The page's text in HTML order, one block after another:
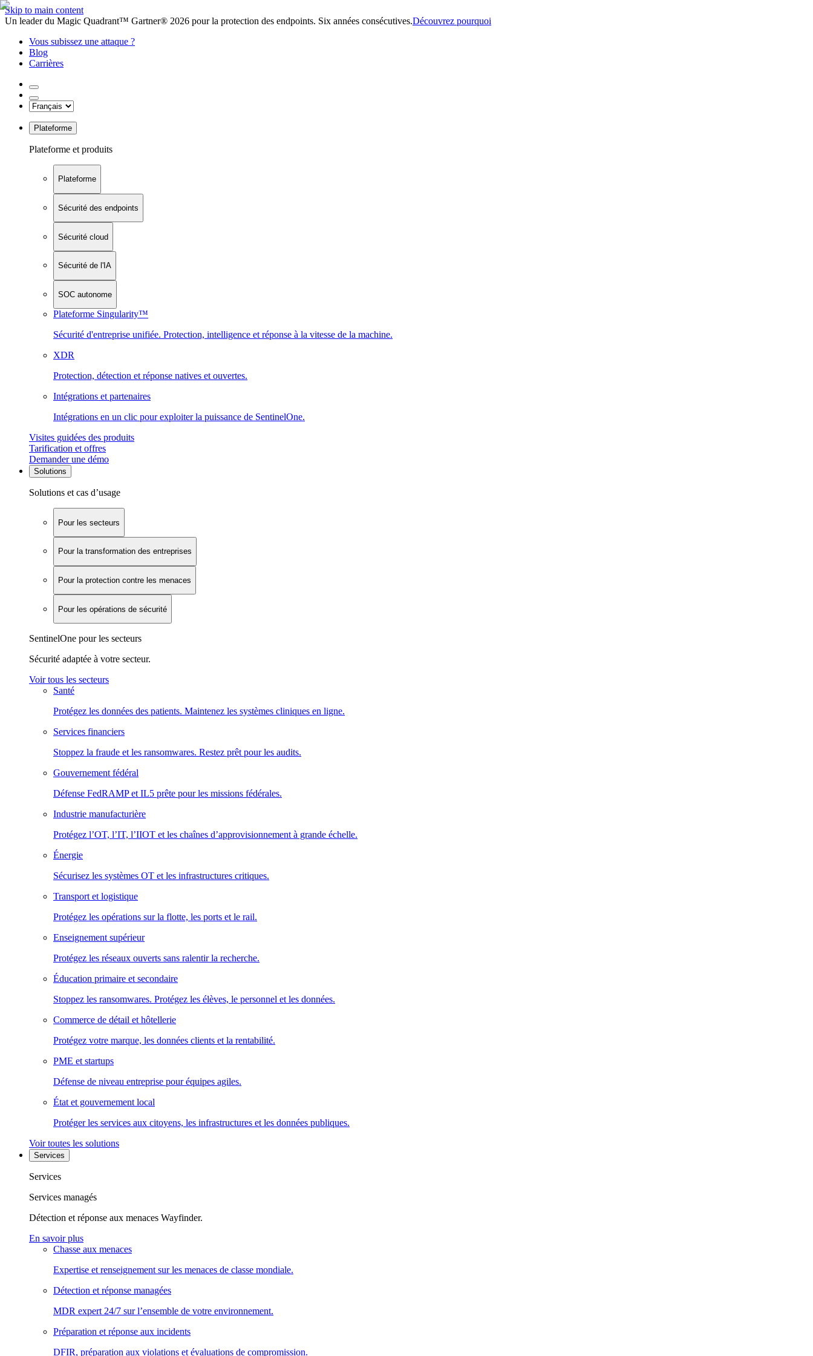
Skip to main content
Un leader du Magic Quadrant™ Gartner® 2026 pour la protection des endpoints. Six années consécutives.Découvrez pourquoi
Vous subissez une attaque ?
Blog
Carrières
Plateforme
Plateforme et produits
Plateforme
Sécurité des endpoints
Sécurité cloud
Sécurité de l'IA
SOC autonome
Plateforme Singularity™
Sécurité d'entreprise unifiée. Protection, intelligence et réponse à la vitesse de la machine.
XDR
Protection, détection et réponse natives et ouvertes.
Intégrations et partenaires
Intégrations en un clic pour exploiter la puissance de SentinelOne.
Visites guidées des produits
Tarification et offres
Demander une démo
Solutions
Solutions et cas d’usage
Pour les secteurs
Pour la transformation des entreprises
Pour la protection contre les menaces
Pour les opérations de sécurité
SentinelOne pour les secteurs
Sécurité adaptée à votre secteur.
Voir tous les secteurs
Santé
Protégez les données des patients. Maintenez les systèmes cliniques en ligne.
Services financiers
Stoppez la fraude et les ransomwares. Restez prêt pour les audits.
Gouvernement fédéral
Défense FedRAMP et IL5 prête pour les missions fédérales.
Industrie manufacturière
Protégez l’OT, l’IT, l’IIOT et les chaînes d’approvisionnement à grande échelle.
Énergie
Sécurisez les systèmes OT et les infrastructures critiques.
Transport et logistique
Protégez les opérations sur la flotte, les ports et le rail.
Enseignement supérieur
Protégez les réseaux ouverts sans ralentir la recherche.
Éducation primaire et secondaire
Stoppez les ransomwares. Protégez les élèves, le personnel et les données.
Commerce de détail et hôtellerie
Protégez votre marque, les données clients et la rentabilité.
PME et startups
Défense de niveau entreprise pour équipes agiles.
État et gouvernement local
Protéger les services aux citoyens, les infrastructures et les données publiques.
Voir toutes les solutions
Services
Services
Services managés
Détection et réponse aux menaces Wayfinder.
En savoir plus
Chasse aux menaces
Expertise et renseignement sur les menaces de classe mondiale.
Détection et réponse managées
MDR expert 24/7 sur l’ensemble de votre environnement.
Préparation et réponse aux incidents
DFIR, préparation aux violations et évaluations de compromission.